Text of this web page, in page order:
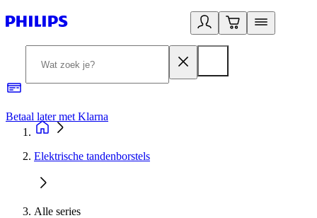
Betaal later met Klarna
Elektrische tandenborstels
Alle series